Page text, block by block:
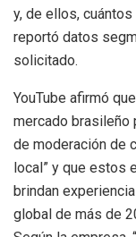
y, de ellos,
reportó datos
solicitado.
YouTube afirmó
mercado brasileño
de moderación de
local” y que estos
brindan
global de más de